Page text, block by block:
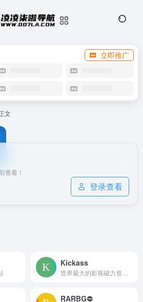
立即推广
文
查看！
登录查看
Kickass
RARBG⛔